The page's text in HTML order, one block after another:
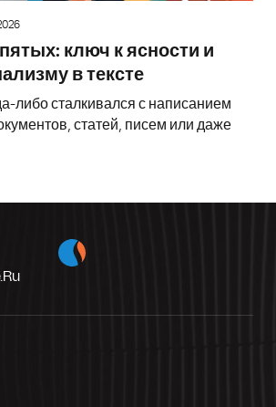
ключ к ясности и
в тексте
либо сталкивался с написанием
статей, писем или даже